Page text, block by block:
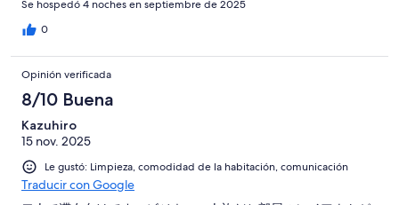
Se hospedó 4 noches en septiembre de 2025
0
Opinión verificada
8/10 Buena
Kazuhiro
15 nov. 2025
Le gustó: Limpieza, comodidad de la habitación, comunicación
Traducir con Google